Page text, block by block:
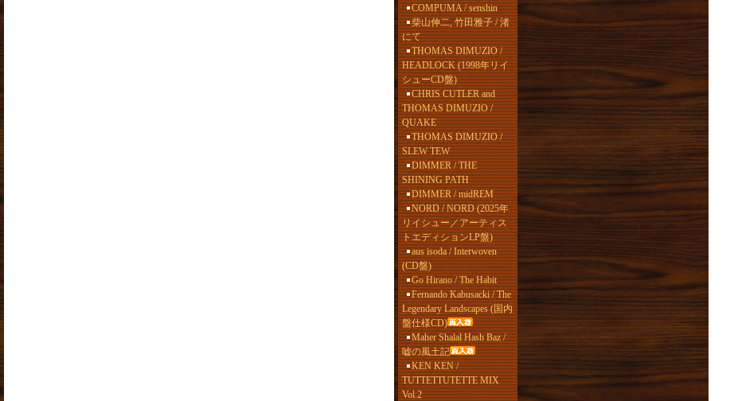
COMPUMA / senshin
柴山伸二, 竹田雅子 / 渚
にて
THOMAS DIMUZIO /
HEADLOCK (1998年リイ
シューCD盤)
CHRIS CUTLER and
THOMAS DIMUZIO /
QUAKE
THOMAS DIMUZIO /
SLEW TEW
DIMMER / THE
SHINING PATH
DIMMER / midREM
NORD / NORD (2025年
リイシュー／アーティス
トエディションLP盤)
aus isoda / Interwoven
(CD盤)
Go Hirano / The Habit
Fernando Kabusacki / The
Legendary Landscapes (国内
盤仕様CD)
Maher Shalal Hash Baz /
嘘の風土記
KEN KEN /
TUTTETTUTETTE MIX
Vol.2